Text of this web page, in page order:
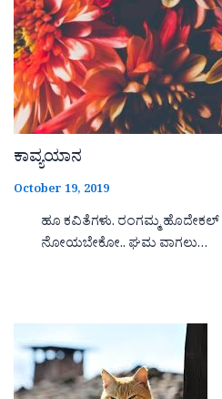
ಕಾವ್ಯಯಾನ
October 19, 2019
ಹೂ ಕವಿತೆಗಳು. ರಂಗಮ್ಮ ಹೊದೇಕಲ್
ನೋಯಬೇಕೋ.. ಘಮ ವಾಗಲು…